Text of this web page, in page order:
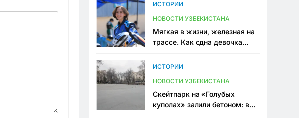
ИСТОРИИ
НОВОСТИ УЗБЕКИСТАНА
Мягкая в жизни, железная на
трассе. Как одна девочка
Узбекистане
ИСТОРИИ
НОВОСТИ УЗБЕКИСТАНА
Скейтпарк на «Голубых
куполах» залили бетоном: в